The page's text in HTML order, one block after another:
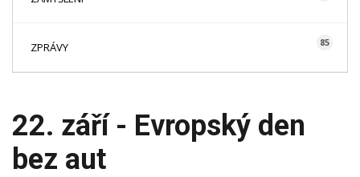
ZPRÁVY 85
22. září - Evropský den
bez aut